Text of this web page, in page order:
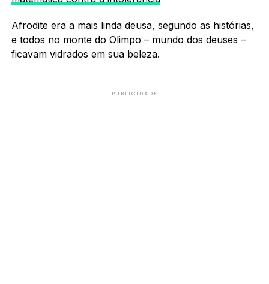
Afrodite era a mais linda deusa, segundo as histórias,
e todos no monte do Olimpo – mundo dos deuses –
ficavam vidrados em sua beleza.
PUBLICIDADE